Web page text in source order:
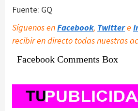
Fuente: GQ
Síguenos enFacebook, Twittere
recibir en directo todas nuestras
Facebook Comments Box